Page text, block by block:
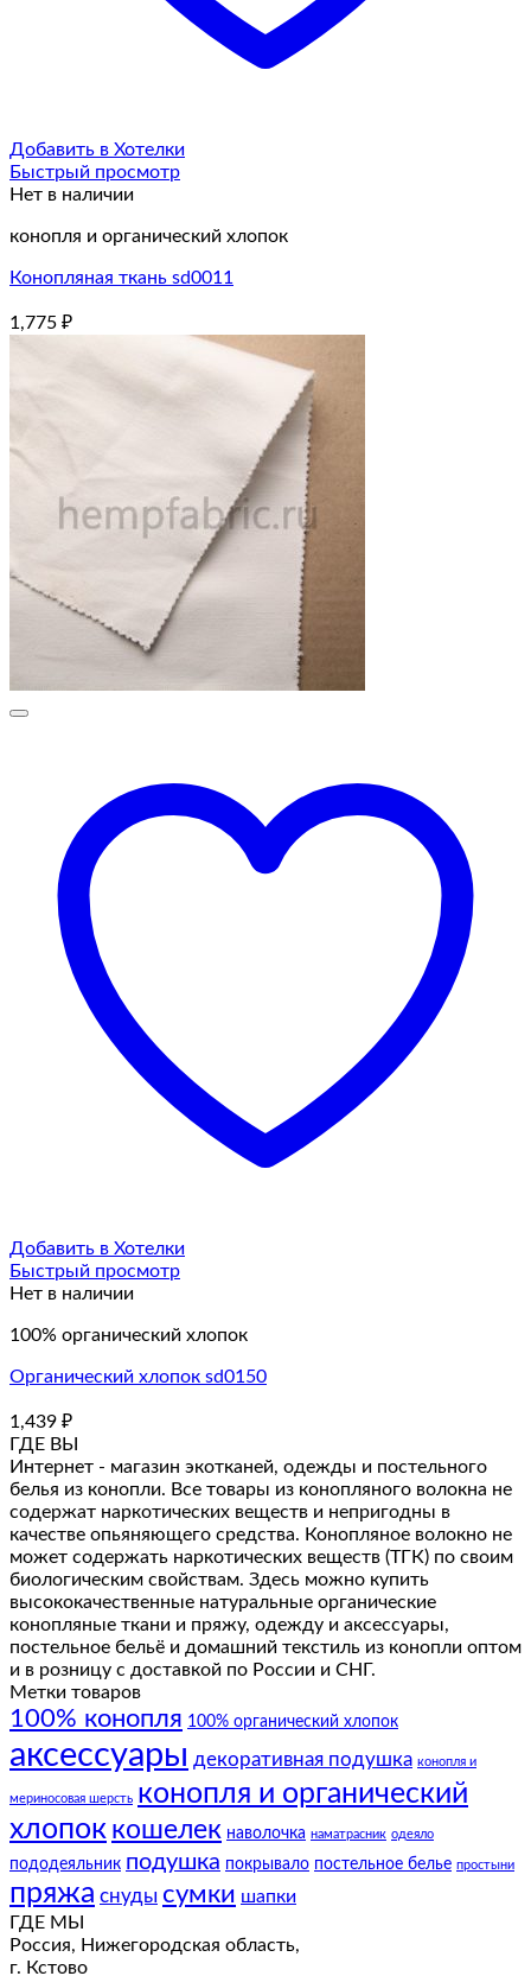
Добавить в Хотелки
Быстрый просмотр
Нет в наличии
конопля и органический хлопок
Конопляная ткань sd0011
1,775 ₽
Добавить в Хотелки
Быстрый просмотр
Нет в наличии
100% органический хлопок
Органический хлопок sd0150
1,439 ₽
ГДЕ ВЫ
Интернет - магазин экотканей, одежды и постельного
белья из конопли. Все товары из конопляного волокна не
содержат наркотических веществ и непригодны в
качестве опьяняющего средства. Конопляное волокно не
может содержать наркотических веществ (ТГК) по своим
биологическим свойствам. Здесь можно купить
высококачественные натуральные органические
конопляные ткани и пряжу, одежду и аксессуары,
постельное бельё и домашний текстиль из конопли оптом
и в розницу с доставкой по России и СНГ.
Метки товаров
100% конопля 100% органический хлопок
аксессуары декоративная подушка конопля и
мериносовая шерсть конопля и органический
хлопок кошелек наволочка наматрасник одеяло
пододеяльник подушка покрывало постельное белье простыни
пряжа снуды сумки шапки
ГДЕ МЫ
Россия, Нижегородская область,
г. Кстово